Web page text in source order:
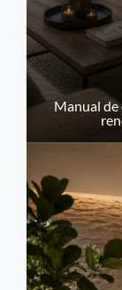
Manual de